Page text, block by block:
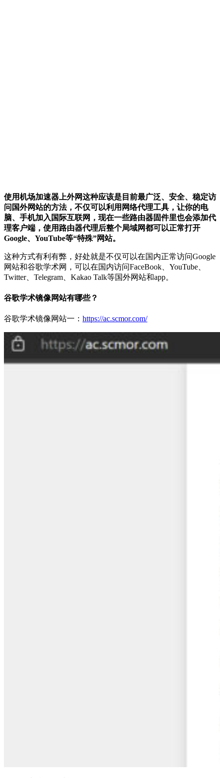
使用机场加速器上外网这种应该是目前最广泛、安全、稳定访
问国外网站的方法，不仅可以利用网络代理工具，让你的电
脑、手机加入国际互联网，现在一些路由器固件里也会添加代
理客户端，使用路由器代理后整个局域网都可以正常打开
Google、YouTube等“特殊”网站。
这种方式有利有弊，好处就是不仅可以在国内正常访问Google
网站和谷歌学术网，可以在国内访问FaceBook、YouTube、
Twitter、Telegram、Kakao Talk等国外网站和app。
谷歌学术镜像网站有哪些？
谷歌学术镜像网站一： https://ac.scmor.com/